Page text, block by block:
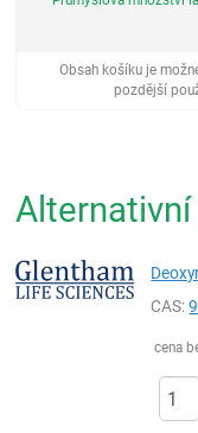
Obsah košíku je
pozdější
CAS:
cena